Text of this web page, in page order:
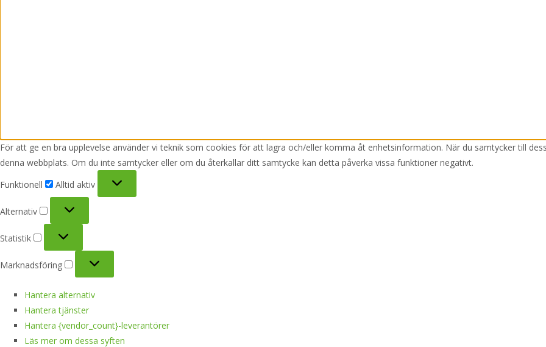
För att ge en bra upplevelse använder vi teknik som cookies för att lagra och/eller komma åt enhetsinformation. När du samtycker till
denna webbplats. Om du inte samtycker eller om du återkallar ditt samtycke kan detta påverka vissa funktioner negativt.
Funktionell
Alltid aktiv
Alternativ
Alternativ
Statistik
Statistik
Marknadsföring
Marknadsföring
Hantera alternativ
Hantera tjänster
Hantera {vendor_count}-leverantörer
Läs mer om dessa syften